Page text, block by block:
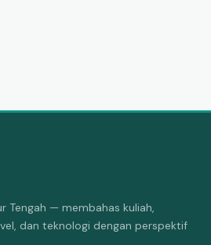
Tengah — membahas kuliah,
dan teknologi dengan perspektif